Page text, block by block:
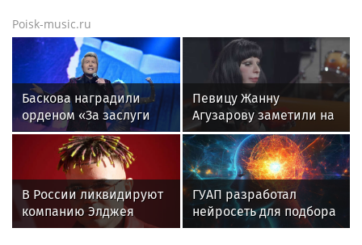
Poisk-music.ru
Баскова наградили
орденом «За заслуги
перед отечеством»
IV степени
Певицу Жанну
Агузарову заметили на
отдыхе в загородном
отеле с 22-летним
другом
В России ликвидируют
компанию Элджея
ГУАП разработал
нейросеть для подбора
обуви по фото стопы